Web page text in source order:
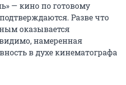
— кино по готовому
Разве что
оказывается
намеренная
в духе кинематографа